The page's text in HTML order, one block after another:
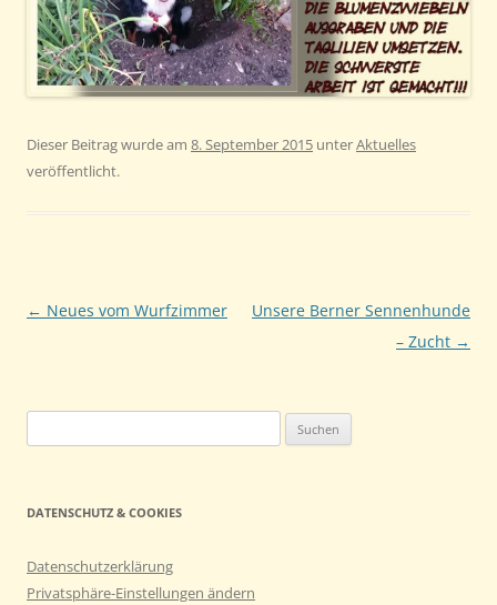
Dieser Beitrag wurde am 8. September 2015 unterAktuelles
veröffentlicht.
Beitragsnavigation
← Neues vom Wurfzimmer
Unsere Berner Sennenhunde
– Zucht →
nach:
DATENSCHUTZ & COOKIES
Datenschutzerklärung
Privatsphäre-Einstellungen ändern